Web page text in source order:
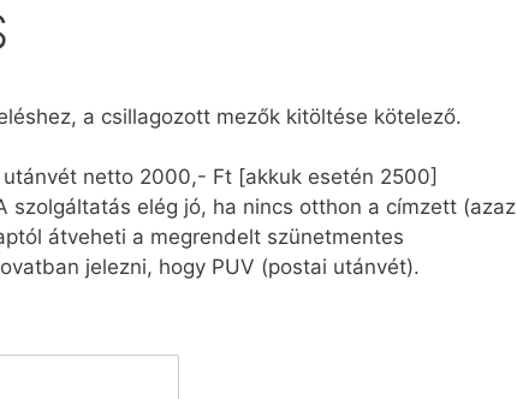
a csillagozott mezők kitöltése kötelező.
netto 2000,- Ft [akkuk esetén 2500]
szolgáltatás elég jó, ha nincs otthon a címzett (azaz
átveheti a megrendelt szünetmentes
jelezni, hogy PUV (postai utánvét).